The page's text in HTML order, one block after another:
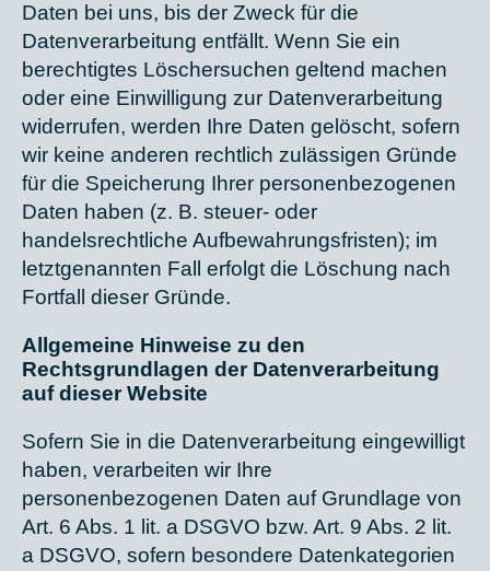
Daten bei uns, bis der Zweck für die
Datenverarbeitung entfällt. Wenn Sie ein
berechtigtes Löschersuchen geltend machen
oder eine Einwilligung zur Datenverarbeitung
widerrufen, werden Ihre Daten gelöscht, sofern
wir keine anderen rechtlich zulässigen Gründe
für die Speicherung Ihrer personenbezogenen
Daten haben (z. B. steuer- oder
handelsrechtliche Aufbewahrungsfristen); im
letztgenannten Fall erfolgt die Löschung nach
Fortfall dieser Gründe.
Allgemeine Hinweise zu den
Rechtsgrundlagen der Datenverarbeitung
auf dieser Website
Sofern Sie in die Datenverarbeitung eingewilligt
haben, verarbeiten wir Ihre
personenbezogenen Daten auf Grundlage von
Art. 6 Abs. 1 lit. a DSGVO bzw. Art. 9 Abs. 2 lit.
a DSGVO, sofern besondere Datenkategorien